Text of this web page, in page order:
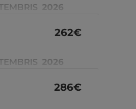
2026
262€
2026
286€